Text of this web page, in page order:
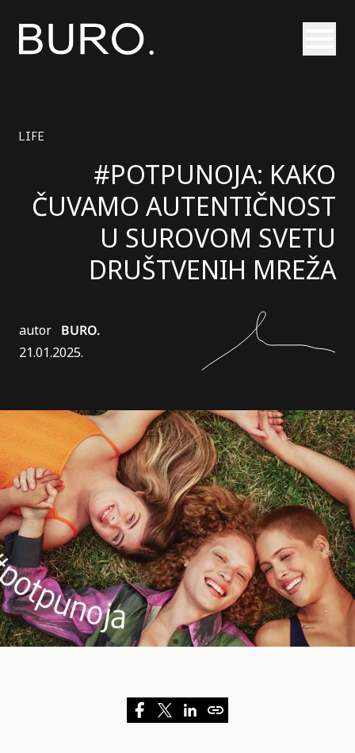
LIFE
#POTPUNOJA: KAKO
ČUVAMO AUTENTIČNOST
U SUROVOM SVETU
DRUŠTVENIH MREŽA
autor BURO.
21.01.2025.